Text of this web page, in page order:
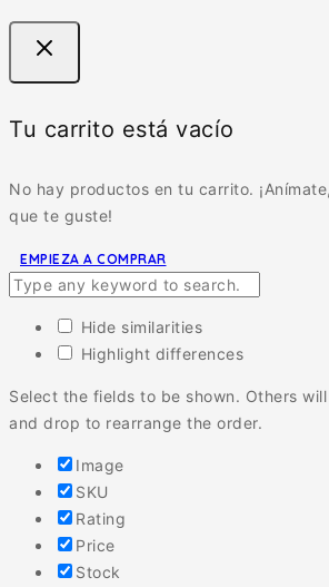
Tu carrito está vacío
No hay productos en tu carrito.
que te guste!
EMPIEZA A COMPRAR
Hide similarities
Highlight differences
Select the fields to be shown. Others
and drop to rearrange the order.
Image
SKU
Rating
Price
Stock